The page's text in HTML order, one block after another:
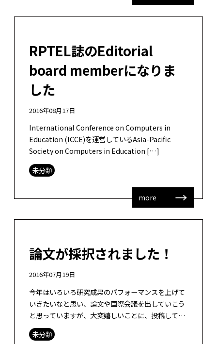
RPTEL誌のEditorial
board memberになりま
した
2016年08月17日
International Conference on Computers in
Education (ICCE)を運営しているAsia-Pacific
Society on Computers in Education […]
未分類
more
論文が採択されました！
2016年07月19日
今年はいろいろ研究成果のパフォーマンスを上げて
いきたいなと思い、論文や国際会議を出していこう
と思っていますが、大変嬉しいことに、投稿してい
た論文が採録されました！ といいましても、昨年
度CELDA 2015でBest P […]
未分類